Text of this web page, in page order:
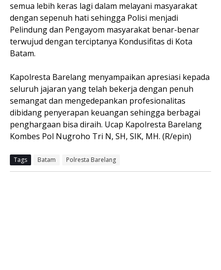
semua lebih keras lagi dalam melayani masyarakat
dengan sepenuh hati sehingga Polisi menjadi
Pelindung dan Pengayom masyarakat benar-benar
terwujud dengan terciptanya Kondusifitas di Kota
Batam.
Kapolresta Barelang menyampaikan apresiasi kepada
seluruh jajaran yang telah bekerja dengan penuh
semangat dan mengedepankan profesionalitas
dibidang penyerapan keuangan sehingga berbagai
penghargaan bisa diraih. Ucap Kapolresta Barelang
Kombes Pol Nugroho Tri N, SH, SIK, MH. (R/epin)
Tags Batam Polresta Barelang